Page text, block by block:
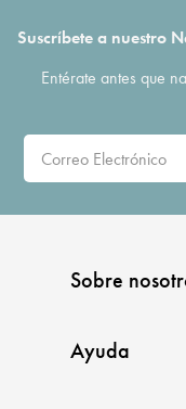
Suscríbete a nuestro
Entérate antes que
Sobre
Ayuda